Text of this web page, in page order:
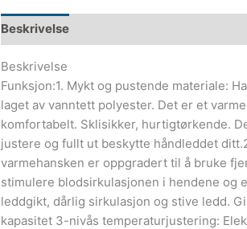
Beskrivelse
Beskrivelse
Funksjon:1. Mykt og pustende materiale:
laget av vanntett polyester. Det er et
komfortabelt. Sklisikker, hurtigtørkende.
justere og fullt ut beskytte håndleddet
varmehansken er oppgradert til å bruke
stimulere blodsirkulasjonen i hendene og
leddgikt, dårlig sirkulasjon og stive ledd.
kapasitet 3-nivås temperaturjustering: